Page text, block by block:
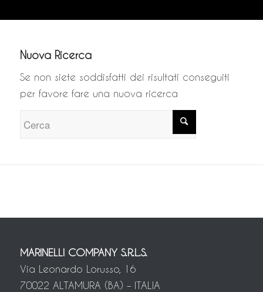
Nuova Ricerca
Se non siete soddisfatti dei risultati conseguiti
per favore fare una nuova ricerca
MARINELLI COMPANY S.R.L.S.
Via Leonardo Lorusso, 16
70022 ALTAMURA (BA) – ITALIA